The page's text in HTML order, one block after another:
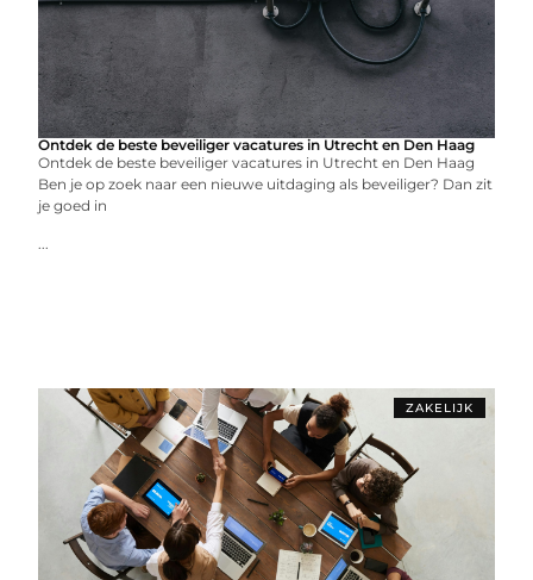
Ontdek de beste beveiliger vacatures in Utrecht en Den Haag
Ontdek de beste beveiliger vacatures in Utrecht en Den Haag
Ben je op zoek naar een nieuwe uitdaging als beveiliger? Dan zit
je goed in
...
ZAKELIJK